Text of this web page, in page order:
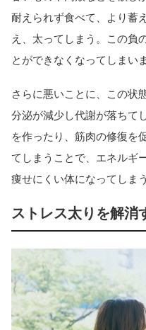
耐えられず食べて、より蓄
え、太ってしまう。この負
とができなくなってしまい
さらに悪いことに、この状
分泌が減少し代謝が落ちて
を作ったり、筋肉の修復を
てしまうことで、エネルギ
痩せにくい体になってしま
ストレス太りを解消